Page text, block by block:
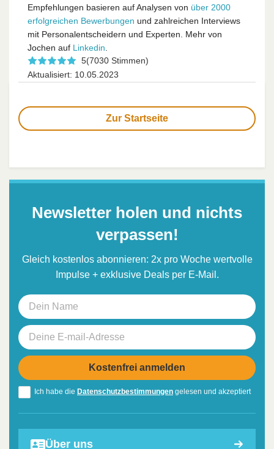
Empfehlungen basieren auf Analysen von über 2000
erfolgreichen Bewerbungen und zahlreichen Interviews
mit Personalentscheidern und Experten. Mehr von
Jochen auf Linkedin
5(7030 Stimmen)
Aktualisiert: 10.05.2023
Zur Startseite
Newsletter holen und nichts
verpassen!
Gleich kostenlos abonnieren: 2x pro Woche wertvolle
Impulse + exklusive Deals per E-Mail.
Ich habe die Datenschutzbestimmungen gelesen und akzeptiert
Über uns